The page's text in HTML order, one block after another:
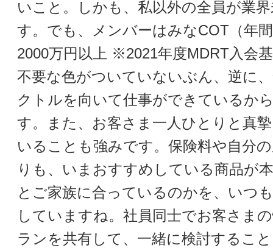
いこと。しかも、私以外の全員が業
す。でも、メンバーはみなCOT（年
2000万円以上 ※2021年度MDRT入会
不要な色がついていないぶん、逆に
クトルを向いて仕事ができているか
す。また、お客さま一人ひとりと真
いることも強みです。保険料や自分
りも、いまおすすめしている商品が
とご家族に合っているのかを、いつ
していますね。社員同士でお客さま
ランを共有して、一緒に検討するこ